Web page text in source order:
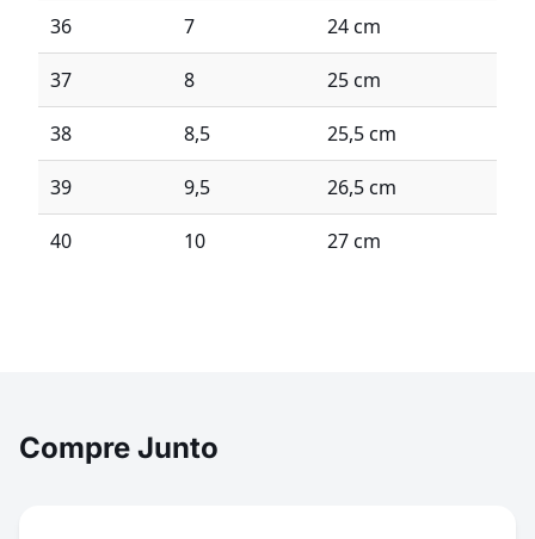
36 7 24 cm
37 8 25 cm
38 8,5 25,5 cm
39 9,5 26,5 cm
40 10 27 cm
Compre Junto